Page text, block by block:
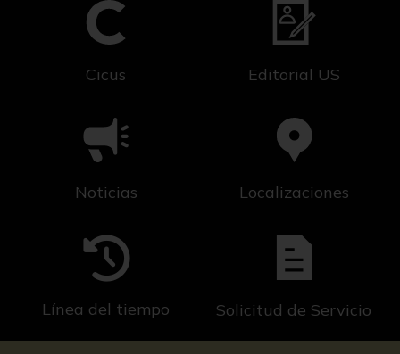
Cicus Editorial US
Noticias Localizaciones
Línea del tiempo Solicitud de Servicio